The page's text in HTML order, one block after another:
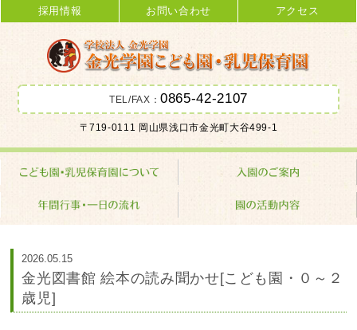
金光学園こども園･乳児保育園 学校
法人 金光学園
採用情報 お問い合わせ アクセス
TEL/FAX：0865-42-2107
〒719-0111 岡山県浅口市金光町大谷499-1
2026.05.15
金光図書館 絵本の読み聞かせ[こども園・０～２
歳児]